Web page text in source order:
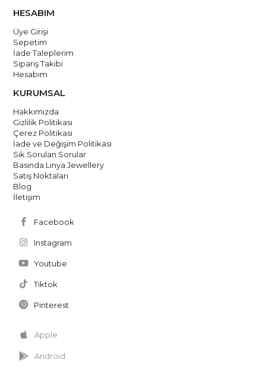
HESABIM
Üye Girişi
Sepetim
İade Taleplerim
Sipariş Takibi
Hesabım
KURUMSAL
Hakkımızda
Gizlilik Politikası
Çerez Politikası
İade ve Değişim Politikası
Sık Sorulan Sorular
Basında Linya Jewellery
Satış Noktaları
Blog
İletişim
Facebook
Instagram
Youtube
Tiktok
Pinterest
Apple
Android